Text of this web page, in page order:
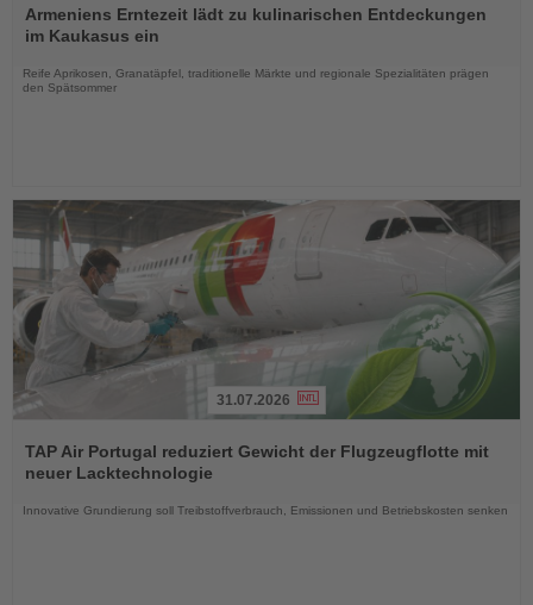
Sie
die
Armeniens Erntezeit lädt zu kulinarischen Entdeckungen
im Kaukasus ein
Reife Aprikosen, Granatäpfel, traditionelle Märkte und regionale Spezialitäten prägen
den Spätsommer
Sie
die
31.07.2026
TAP Air Portugal reduziert Gewicht der Flugzeugflotte mit
neuer Lacktechnologie
Innovative Grundierung soll Treibstoffverbrauch, Emissionen und Betriebskosten senken